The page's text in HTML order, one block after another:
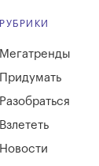
РУБРИКИ
Мегатренды
Придумать
Разобраться
Взлететь
Новости